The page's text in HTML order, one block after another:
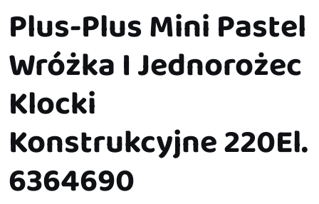
Plus-Plus Mini Pastel
Wróżka I Jednorożec
Klocki
Konstrukcyjne 220El.
6364690